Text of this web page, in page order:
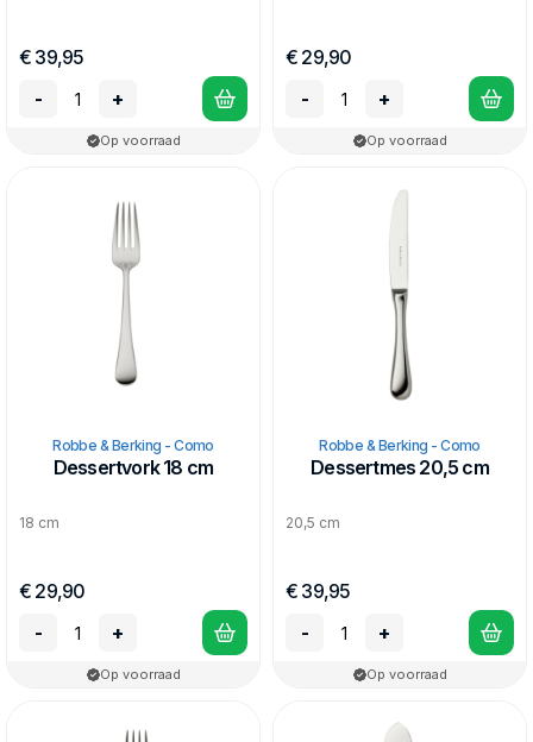
€ 39,95
-
+
Op voorraad
€ 29,90
-
+
Op voorraad
Robbe & Berking - Como
Dessertvork 18 cm
18 cm
€ 29,90
-
+
Op voorraad
Robbe & Berking - Como
Dessertmes 20,5 cm
20,5 cm
€ 39,95
-
+
Op voorraad